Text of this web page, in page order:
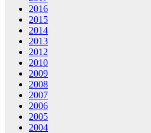
2016
2015
2014
2013
2012
2010
2009
2008
2007
2006
2005
2004